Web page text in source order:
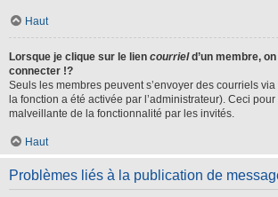
Haut
Lorsque je clique sur le lien courrield’un membre,
connecter !?
Seuls les membres peuvent s’envoyer des courriels
la fonction a été activée par l’administrateur). Ceci
malveillante de la fonctionnalité par les invités.
Haut
Problèmes liés à la publication de